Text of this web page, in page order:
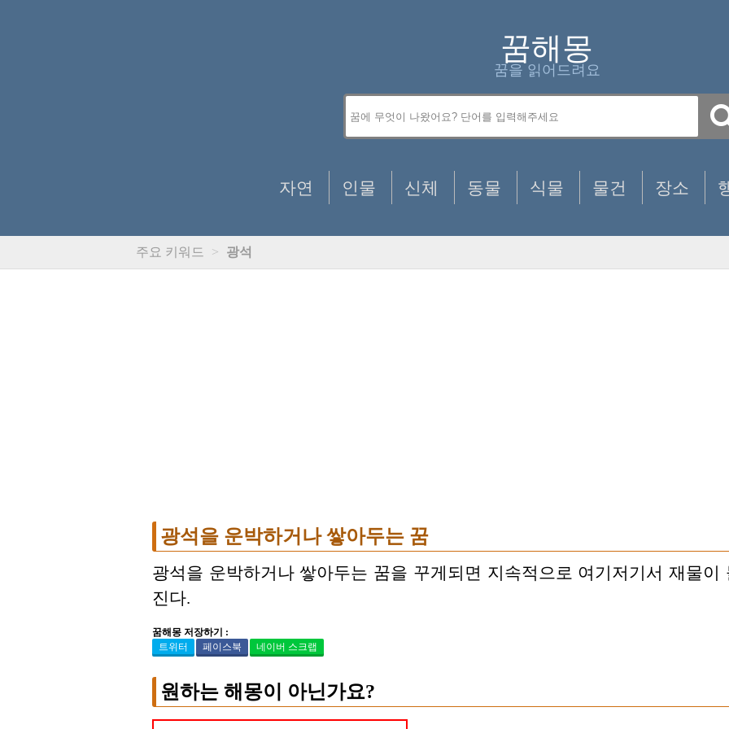
꿈해몽
꿈을 읽어드려요
자연 인물 신체 동물 식물 물건 장소
주요 키워드 > 광석
광석을 운박하거나 쌓아두는 꿈
광석을 운박하거나 쌓아두는 꿈을 꾸게되면 지속적으로 여기저기서 재물이
진다.
꿈해몽 저장하기 :
트위터
페이스북 네이버 스크랩
원하는 해몽이 아닌가요?